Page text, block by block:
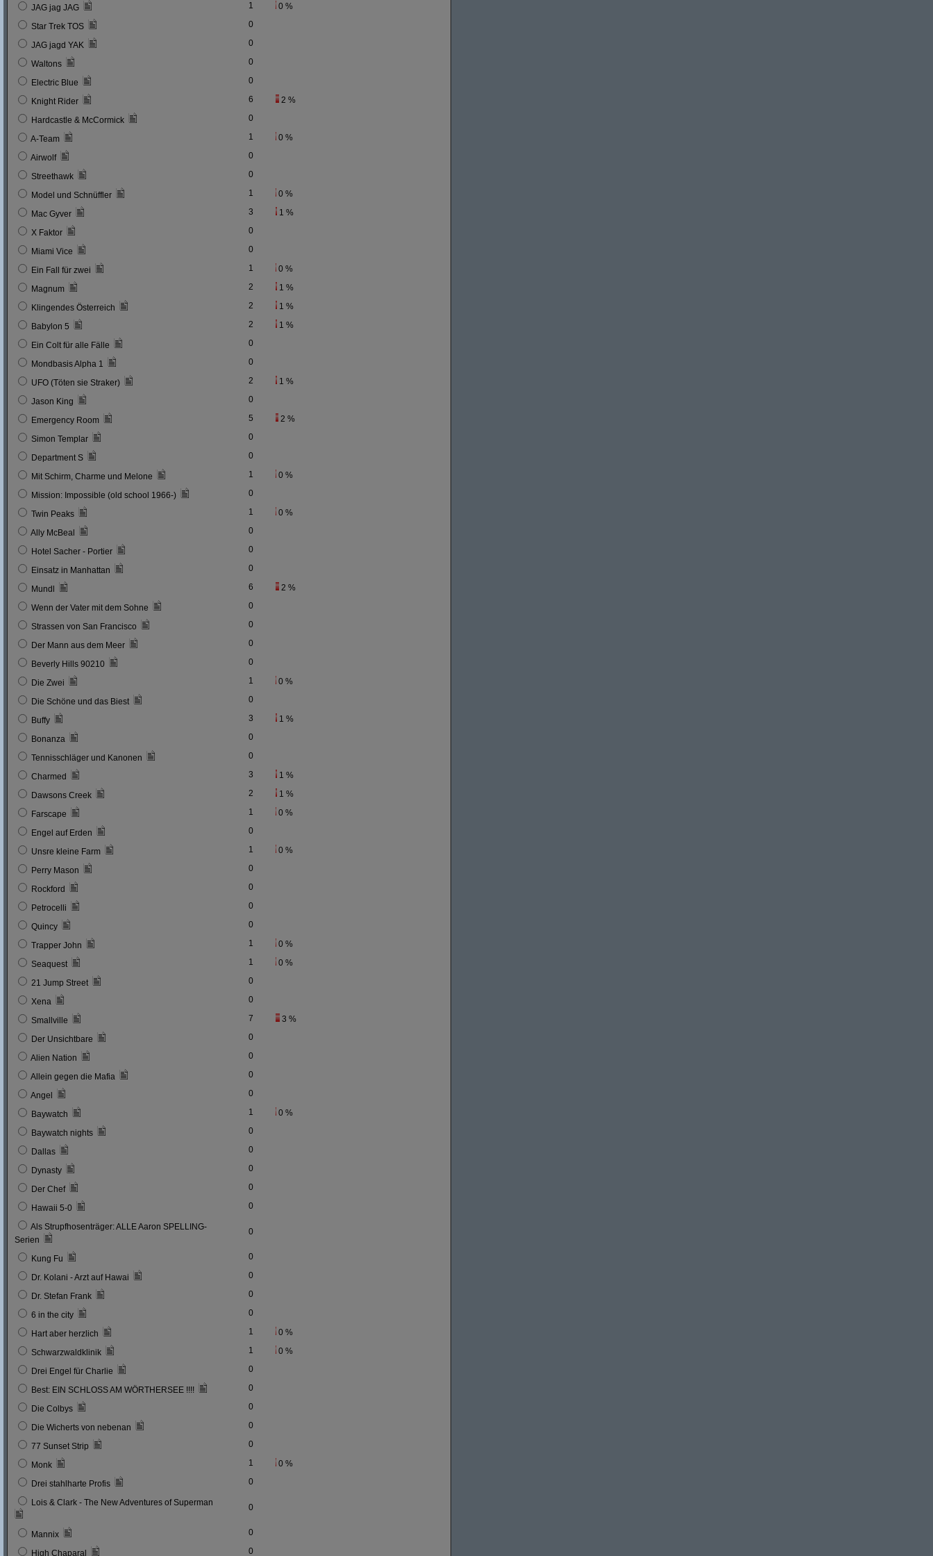
JAG jag JAG 1 0 %
Star Trek TOS 0
JAG jagd YAK 0
Waltons 0
Electric Blue 0
Knight Rider 6 2 %
Hardcastle & McCormick 0
A-Team 1 0 %
Airwolf 0
Streethawk 0
Model und Schnüffler 1 0 %
Mac Gyver 3 1 %
X Faktor 0
Miami Vice 0
Ein Fall für zwei 1 0 %
Magnum 2 1 %
Klingendes Österreich 2 1 %
Babylon 5 2 1 %
Ein Colt für alle Fälle 0
Mondbasis Alpha 1 0
UFO (Töten sie Straker) 2 1 %
Jason King 0
Emergency Room 5 2 %
Simon Templar 0
Department S 0
Mit Schirm, Charme und Melone 1 0 %
Mission: Impossible (old school 1966-) 0
Twin Peaks 1 0 %
Ally McBeal 0
Hotel Sacher - Portier 0
Einsatz in Manhattan 0
Mundl 6 2 %
Wenn der Vater mit dem Sohne 0
Strassen von San Francisco 0
Der Mann aus dem Meer 0
Beverly Hills 90210 0
Die Zwei 1 0 %
Die Schöne und das Biest 0
Buffy 3 1 %
Bonanza 0
Tennisschläger und Kanonen 0
Charmed 3 1 %
Dawsons Creek 2 1 %
Farscape 1 0 %
Engel auf Erden 0
Unsre kleine Farm 1 0 %
Perry Mason 0
Rockford 0
Petrocelli 0
Quincy 0
Trapper John 1 0 %
Seaquest 1 0 %
21 Jump Street 0
Xena 0
Smallville 7 3 %
Der Unsichtbare 0
Alien Nation 0
Allein gegen die Mafia 0
Angel 0
Baywatch 1 0 %
Baywatch nights 0
Dallas 0
Dynasty 0
Der Chef 0
Hawaii 5-0 0
Als Strupfhosenträger: ALLE Aaron SPELLING-
Serien
0
Kung Fu 0
Dr. Kolani - Arzt auf Hawai 0
Dr. Stefan Frank 0
6 in the city 0
Hart aber herzlich 1 0 %
Schwarzwaldklinik 1 0 %
Drei Engel für Charlie 0
Best: EIN SCHLOSS AM WÖRTHERSEE !!!! 0
Die Colbys 0
Die Wicherts von nebenan 0
77 Sunset Strip 0
Monk 1 0 %
Drei stahlharte Profis 0
Lois & Clark - The New Adventures of Superman 0
Mannix 0
High Chaparal 0